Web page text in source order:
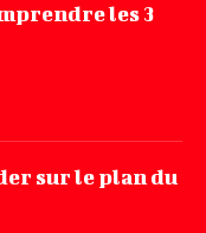
les 3
sur le plan du